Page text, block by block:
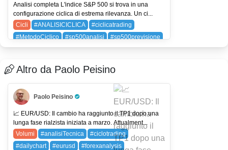
Analisi completa L'indice S&P 500 si trova in una
configurazione ciclica di estrema rilevanza. Un ci...
Cicli
#ANALISICICLICA
#ciclicatrading
#MetodoCiclico
#sp500analisi
#sp500previsione
SPX (SP 500)
Altro da Paolo Peisino
Paolo Peisino
Pro Trader
📈 EUR/USD: Il cambio ha raggiunto il TP1 dopo una
lunga fase rialzista iniziata a marzo. Attualment...
Volumi
#analisiTecnica
#ciclotrading
#dailychart
#eurusd
#forexanalysis